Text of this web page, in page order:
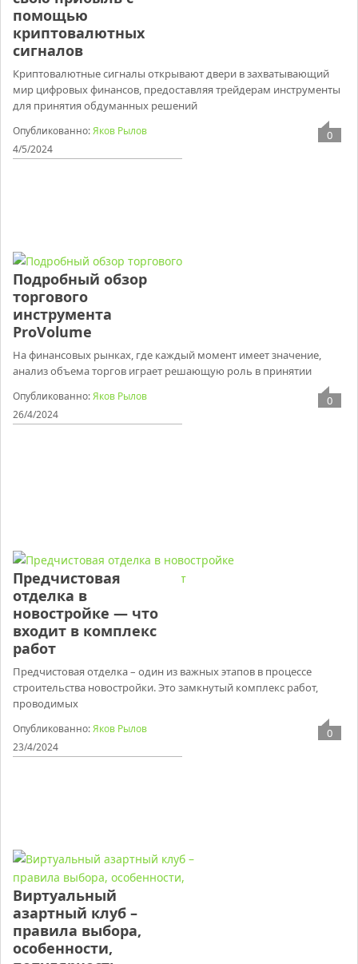
помощью
криптовалютных
сигналов
Криптовалютные сигналы открывают двери в захватывающий
мир цифровых финансов, предоставляя трейдерам инструменты
для принятия обдуманных решений
Опубликованно:Яков Рылов
4/5/2024
0
Подробный обзор
торгового
инструмента
ProVolume
На финансовых рынках, где каждый момент имеет значение,
анализ объема торгов играет решающую роль в принятии
Опубликованно:Яков Рылов
26/4/2024
0
Предчистовая
отделка в
новостройке — что
входит в комплекс
работ
Предчистовая отделка – один из важных этапов в процессе
строительства новостройки. Это замкнутый комплекс работ,
проводимых
Опубликованно:Яков Рылов
23/4/2024
0
Виртуальный
азартный клуб –
правила выбора,
особенности,